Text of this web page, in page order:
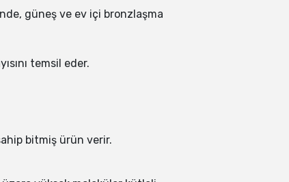
güneş ve ev içi bronzlaşma
temsil eder.
bitmiş ürün verir.